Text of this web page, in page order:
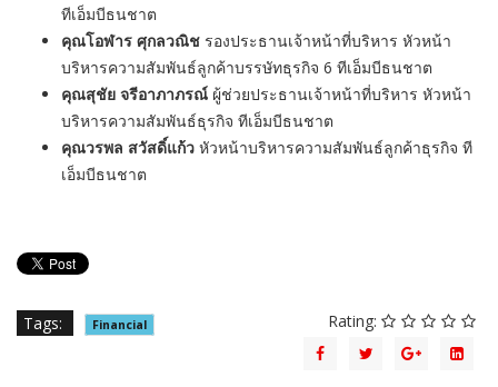
ทีเอ็มบีธนชาต
คุณโอฬาร ศุกลวณิช รองประธานเจ้าหน้าที่บริหาร หัวหน้า
บริหารความสัมพันธ์ลูกค้าบรรษัทธุรกิจ 6 ทีเอ็มบีธนชาต
คุณสุชัย จรีอาภาภรณ์ ผู้ช่วยประธานเจ้าหน้าที่บริหาร หัวหน้า
บริหารความสัมพันธ์ธุรกิจ ทีเอ็มบีธนชาต
คุณวรพล สวัสดิ์แก้ว หัวหน้าบริหารความสัมพันธ์ลูกค้าธุรกิจ ที
เอ็มบีธนชาต
Tags: Financial Rating: